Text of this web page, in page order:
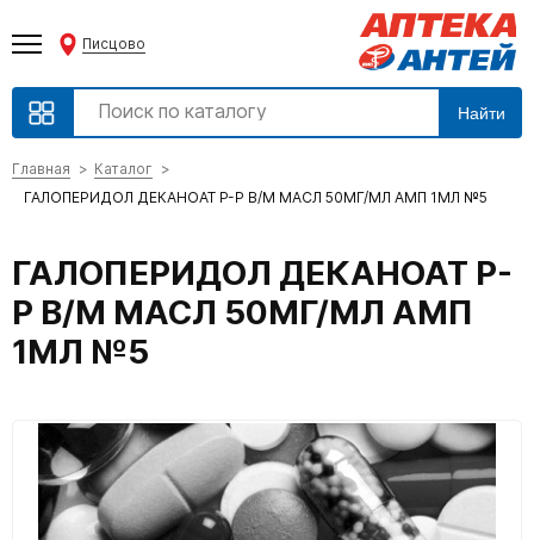
Писцово
Найти
Главная
Каталог
ГАЛОПЕРИДОЛ ДЕКАНОАТ Р-Р В/М МАСЛ 50МГ/МЛ АМП 1МЛ №5
ГАЛОПЕРИДОЛ ДЕКАНОАТ Р-
Р В/М МАСЛ 50МГ/МЛ АМП
1МЛ №5